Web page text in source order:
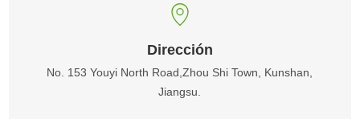
Dirección
No. 153 Youyi North Road,Zhou Shi Town, Kunshan,
Jiangsu.